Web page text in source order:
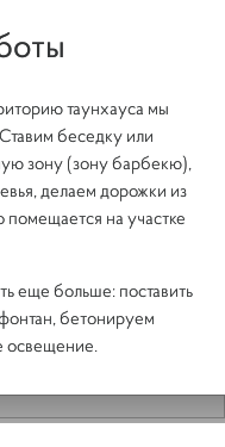
таунхауса мы
беседку или
зону (зону барбекю),
делаем дорожки из
помещается на участке
еще больше: поставить
бетонируем
освещение.
ПАВЛОВО